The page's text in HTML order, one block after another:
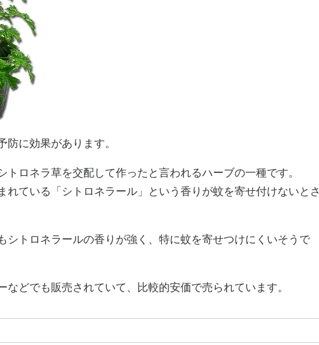
防に効果があります。
トロネラ草を交配して作ったと言われるハーブの一種です。
れている「シトロネラール」という香りが蚊を寄せ付けないとさ
シトロネラールの香りが強く、特に蚊を寄せつけにくいそうで
などでも販売されていて、比較的安価で売られています。